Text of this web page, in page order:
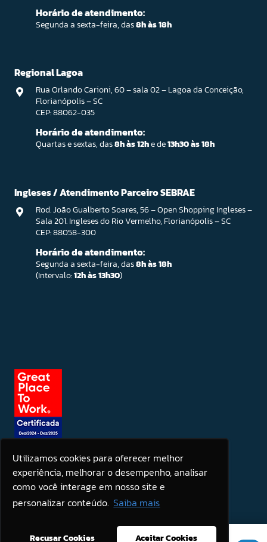
Utilizamos cookies para oferecer melhor
experiência, melhorar o desempenho, analisar
como você interage em nosso site e
personalizar conteúdo. Saiba mais
Recusar Cookies Aceitar Cookies
Horário de atendimento:
Segunda a sexta-feira, das8h às 18h
Regional Lagoa
Rua Orlando Carioni, 60 – sala 02 – Lagoa da Conceição,
Florianópolis – SC
CEP: 88062-035
Horário de atendimento:
Quartas e sextas, das8h às 12he de13h30 às 18h
Ingleses / Atendimento Parceiro SEBRAE
Rod. João Gualberto Soares, 56 – Open Shopping Ingleses –
Sala 201. Ingleses do Rio Vermelho, Florianópolis – SC
CEP: 88058-300
Horário de atendimento:
Segunda a sexta-feira, das8h às 18h
(Intervalo:12h às 13h30)
Seja um patrocinador
Este site usa cookies para melhorar sua experiência. Se você